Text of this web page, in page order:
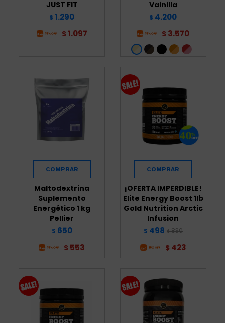
JUST FIT
$ 1.290
$ 1.097
Vainilla
$ 4.200
$ 3.570
Maltodextrina
Suplemento
Energético 1 kg
Pellier
$ 650
$ 553
¡OFERTA IMPERDIBLE!
Elite Energy Boost 1lb
Gold Nutrition Arctic
Infusion
$ 498 $ 830
$ 423